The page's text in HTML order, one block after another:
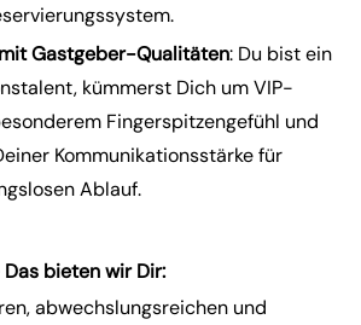
Gastgeber-Qualitäten: Du bist ein
kümmerst Dich um VIP-
Fingerspitzengefühl und
Kommunikationsstärke für
Ablauf.
bieten wir Dir:
abwechslungsreichen und